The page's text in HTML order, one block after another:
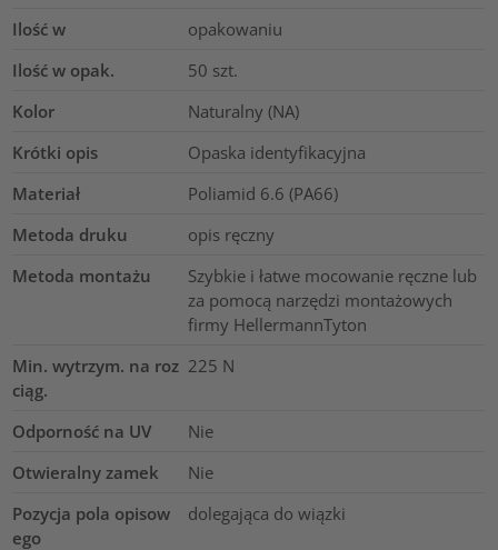
Ilość w
opakowaniu
Ilość w opak.
50 szt.
Kolor
Naturalny (NA)
Krótki opis
Opaska identyfikacyjna
Materiał
Poliamid 6.6 (PA66)
Metoda druku
opis ręczny
Metoda montażu
Szybkie i łatwe mocowanie ręczne lub
za pomocą narzędzi montażowych
firmy HellermannTyton
Min. wytrzym. na roz
ciąg.
225 N
Odporność na UV
Nie
Otwieralny zamek
Nie
Pozycja pola opisow
ego
dolegająca do wiązki